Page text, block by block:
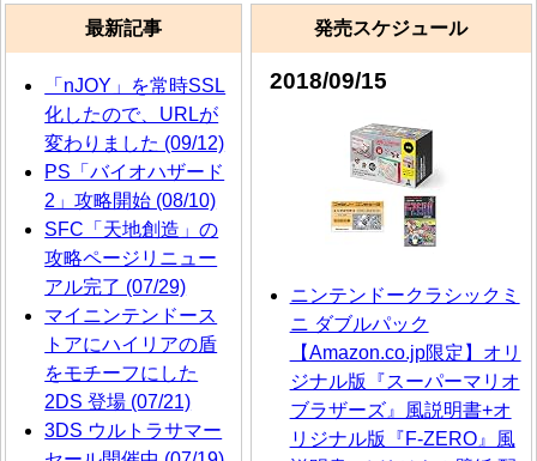
最新記事
「nJOY」を常時SSL
化したので、URLが
変わりました (09/12)
PS「バイオハザード
2」攻略開始 (08/10)
SFC「天地創造」の
攻略ページリニュー
アル完了 (07/29)
マイニンテンドース
トアにハイリアの盾
をモチーフにした
2DS 登場 (07/21)
3DS ウルトラサマー
発売スケジュール
2018/09/15
ニンテンドークラシックミ
ニ ダブルパック
【Amazon.co.jp限定】オリ
ジナル版『スーパーマリオ
ブラザーズ』風説明書+オ
リジナル版『F-ZERO』風